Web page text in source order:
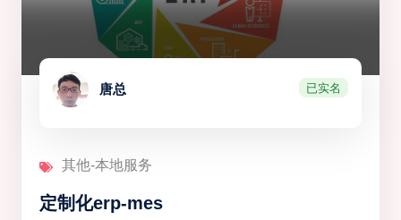
唐总 已实名
其他-本地服务
定制化erp-mes